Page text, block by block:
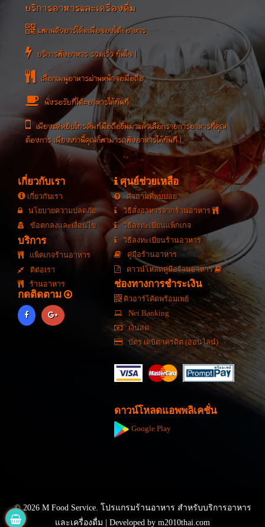
บริการอาหารและเครื่องดื่ม
แสกนคิวอาร์โค้ดเพื่อจองโต๊ะอาหาร
บริการสั่งอาหาร รวดเร็ว ทันใจ !
เลือกเมนูอาหารผ่านหน้าจอมือถือ
นั่งรอรับที่โต๊ะอาหารได้ทันที
เพียงแค่หยิบโทรศัพท์มือถือขึ้นมาแล้วเลือกรายการอาหารที่คุณ
ต้องการ เพียงเท่านี้คุณก็สามารถสั่งอาหารได้ทันที !
เกี่ยวกับเรา
เกี่ยวกับเรา
นโยบายความปลดภัย
ข้อตกลงและเงื่อนไข
บริการ
แพ็คเกจร้านอาหาร
ติต่อเรา
ร้านอาหาร
กดติดตาม
ศุนย์ช่วยเหลือ
คำถามที่พบบ่อย
วิธีสั่งอาหารจากร้านอาหาร
วิธีลงทะเบียนแพ็กเกจ
วิธีลงทะเบียนร้านอาหาร
คู่มือร้านอาหาร
ดาวน์โหลดคู่มือร้านอาหาร
ช่องทางการชำระเงิน
คิวอาร์โค้ดพร้อมเพย์
Net Banking
เงินสด
บัตร เดบิต/เครดิต (ออนไลน์)
ดาวน์โหลดแอพพลิเคชั่น
Google Play
© 2026 M Food Service. โปรแกรมร้านอาหาร สำหรับบริการอาหาร
และเครื่องดื่ม | Developed by m2010thai.com